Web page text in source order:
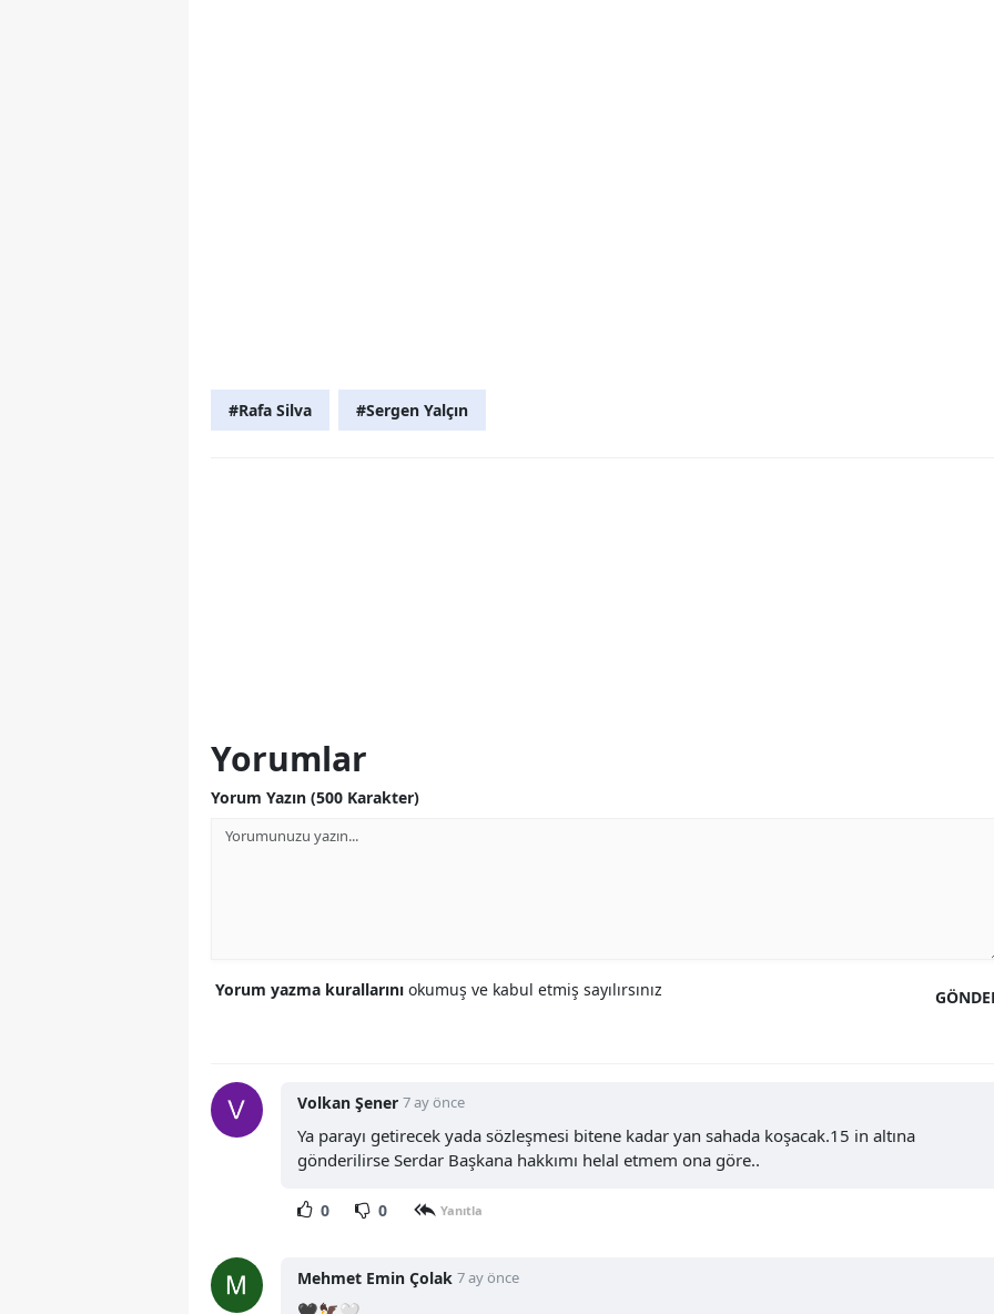
#Rafa Silva #Sergen Yalçın
Yorumlar
Yorum Yazın (500 Karakter)
Yorum yazma kurallarını okumuş ve kabul etmiş sayılırsınız
Volkan Şener 7 ay önce
Ya parayı getirecek yada sözleşmesi bitene kadar yan sahada koşacak.15 in altına
gönderilirse Serdar Başkana hakkımı helal etmem ona göre..
0 0 Yanıtla
Mehmet Emin Çolak 7 ay önce